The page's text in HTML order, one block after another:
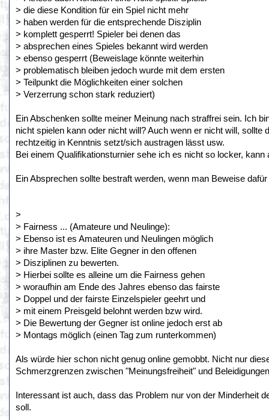
> die diese Kondition für ein Spiel nicht mehr
> haben werden für die entsprechende Disziplin
> komplett gesperrt! Spieler bei denen das
> absprechen eines Spieles bekannt wird werden
> ebenso gesperrt (Beweislage könnte weiterhin
> problematisch bleiben jedoch wurde mit dem ersten
> Teilpunkt die Möglichkeiten einer solchen
> Verzerrung schon stark reduziert)
Ein Abschenken sollte meiner Meinung nach straffrei sein. Ich
nicht spielen kann oder nicht will? Auch wenn er nicht will,
rechtzeitig in Kenntnis setzt/sich austragen lässt usw.
Bei einem Qualifikationsturnier sehe ich es nicht so locker,
Ein Absprechen sollte bestraft werden, wenn man Beweise
>
> Fairness ... (Amateure und Neulinge):
> Ebenso ist es Amateuren und Neulingen möglich
> ihre Master bzw. Elite Gegner in den offenen
> Disziplinen zu bewerten.
> Hierbei sollte es alleine um die Fairness gehen
> woraufhin am Ende des Jahres ebenso das fairste
> Doppel und der fairste Einzelspieler geehrt und
> mit einem Preisgeld belohnt werden bzw wird.
> Die Bewertung der Gegner ist online jedoch erst ab
> Montags möglich (einen Tag zum runterkommen)
Als würde hier schon nicht genug online gemobbt. Nicht nur
Schmerzgrenzen zwischen "Meinungsfreiheit" und
Interessant ist auch, dass das Problem nur von der Minderheit
soll.